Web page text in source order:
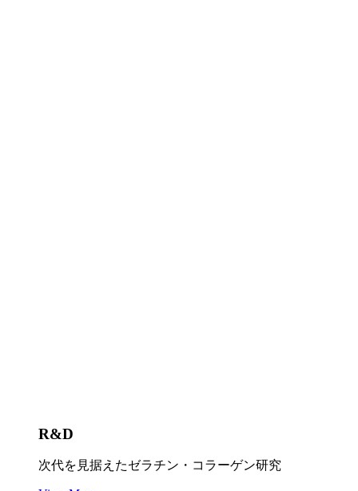
R&D
次代を見据えたゼラチン・コラーゲン研究